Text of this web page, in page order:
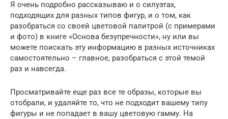
Я очень подробно рассказываю и о силуэтах,
подходящих для разных типов фигур, и о том, как
разобраться со своей цветовой палитрой (с примерами
и фото) в книге «Основа безупречности», ну или вы
можете поискать эту информацию в разных источниках
самостоятельно – главное, разобраться с этой темой
раз и навсегда.
Просматривайте еще раз все те образы, которые вы
отобрали, и удаляйте то, что не подходит вашему типу
фигуры и не попадает в вашу цветовую гамму. На